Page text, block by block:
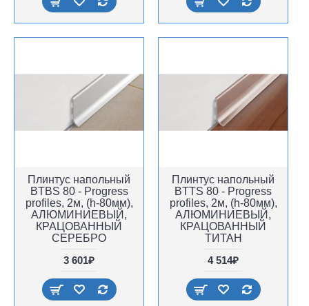
Плинтус напольный
BTBS 80 - Progress
profiles, 2м, (h-80мм),
АЛЮМИНИЕВЫЙ,
КРАЦОВАННЫЙ
СЕРЕБРО
3 601₽
Плинтус напольный
BTTS 80 - Progress
profiles, 2м, (h-80мм),
АЛЮМИНИЕВЫЙ,
КРАЦОВАННЫЙ
ТИТАН
4 514₽